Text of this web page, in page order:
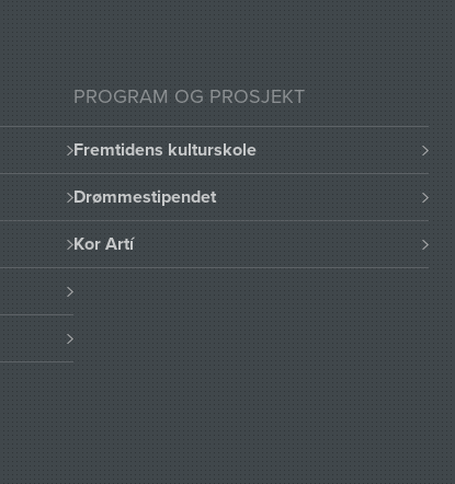
PROGRAM OG PROSJEKT
Fremtidens kulturskole
Drømmestipendet
Kor Artí